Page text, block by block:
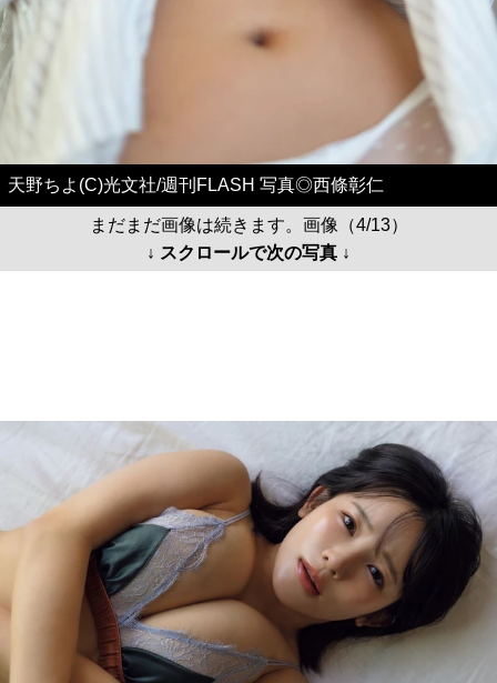
天野ちよ(C)光文社/週刊FLASH 写真◎西條彰仁
まだまだ画像は続きます。画像（4/13）
↓ スクロールで次の写真 ↓